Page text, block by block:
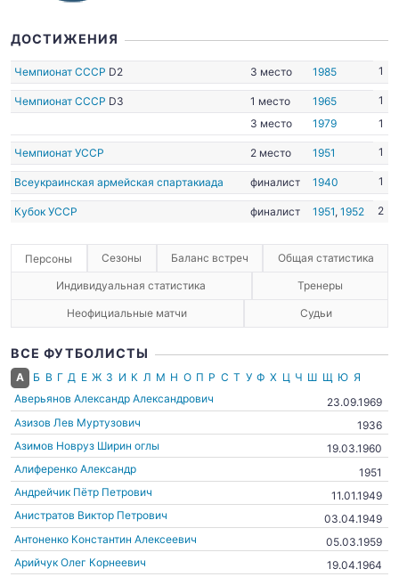
ДОСТИЖЕНИЯ
Чемпионат СССР D2 3 место 1985 1
Чемпионат СССР D3 1 место 1965
1
3 место
1979 1
Чемпионат УССР 2 место 1951 1
Всеукраинская армейская спартакиада финалист 1940 1
Кубок УССР финалист 1951, 1952 2
Персоны Сезоны Баланс встреч Общая статистика
Индивидуальная статистика Тренеры
Неофициальные матчи Судьи
ВСЕ ФУТБОЛИСТЫ
А Б В Г Д Е Ж З И К Л М Н О П Р С Т У Ф Х Ц Ч Ш Щ Ю Я
Аверьянов Александр Александрович
23.09.1969
Азизов Лев Муртузович
1936
Азимов Новруз Ширин оглы
19.03.1960
Алиференко Александр
1951
Андрейчик Пётр Петрович
11.01.1949
Анистратов Виктор Петрович
03.04.1949
Антоненко Константин Алексеевич
05.03.1959
Арийчук Олег Корнеевич
19.04.1964